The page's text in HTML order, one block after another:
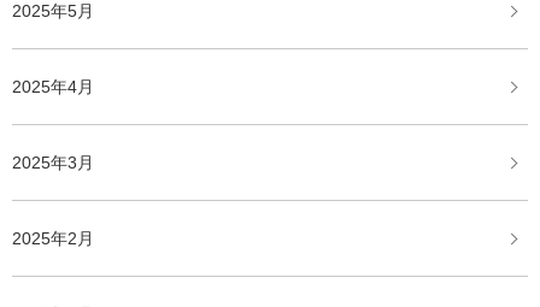
2025年5月
2025年4月
2025年3月
2025年2月